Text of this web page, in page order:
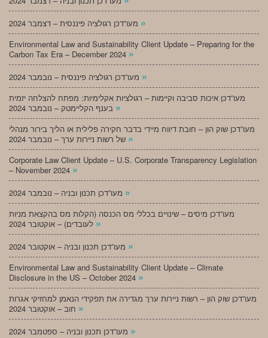
»
Environmental Law and Sustainability Client Update – Preparing for the
Carbon Tax Era – December 2024 »
»
מעו”דכן איכות סביבה וקיימות – רגולציות אקלימיות: מפתח להצלחה יזמית
»
מעו”דכן שוק הון – חובת דיווח מיידי בדבר חקירה פלילית או הליך בירור מנהלי
»
Corporate Law Client Update – U.S. Corporate Transparency Legislation
– November 2024 »
»
מעו”דכן מיסים – שינויים בכללי מס הכנסה (הקלות מס בהקצאת מניות
»
»
Environmental Law and Sustainability Client Update – Climate
Disclosure in the US – October 2024 »
מעו”דכן שוק הון – רשות ניירות ערך מגדירה את תפקידי הנאמן למחזיקי אגרות
»
»